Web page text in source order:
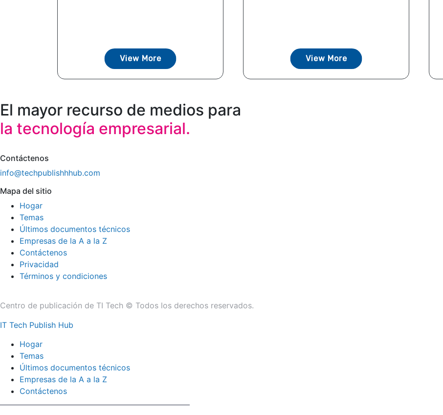
View More View More
El mayor recurso de medios para
la tecnología empresarial.
Contáctenos
info@techpublishhhub.com
Mapa del sitio
Hogar
Temas
Últimos documentos técnicos
Empresas de la A a la Z
Contáctenos
Privacidad
Términos y condiciones
Centro de publicación de TI Tech © Todos los derechos reservados.
IT Tech Publish Hub
Hogar
Temas
Últimos documentos técnicos
Empresas de la A a la Z
Contáctenos